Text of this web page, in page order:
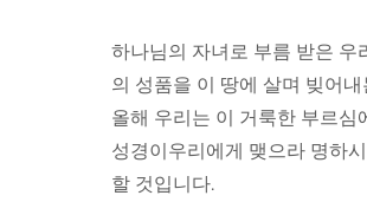
하나님의 자녀로 부름 받은 우
의 성품을 이 땅에 살며 빚어
올해 우리는 이 거룩한 부르심
성경이우리에게 맺으라 명하
할 것입니다.